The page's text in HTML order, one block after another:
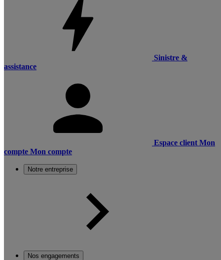
Sinistre &
assistance
Espace client Mon
compte Mon compte
Notre entreprise
Nos engagements